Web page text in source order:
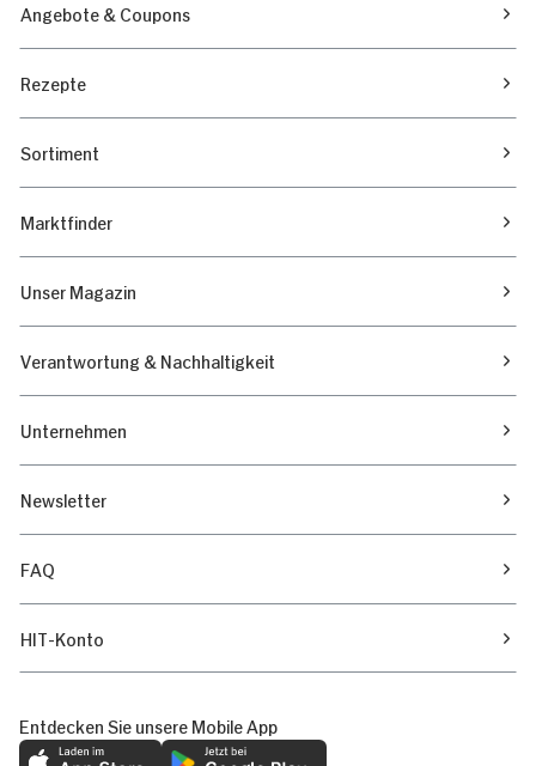
Angebote & Coupons
Rezepte
Sortiment
Marktfinder
Unser Magazin
Verantwortung & Nachhaltigkeit
Unternehmen
Newsletter
FAQ
HIT-Konto
Entdecken Sie unsere Mobile App